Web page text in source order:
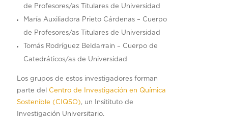
de Profesores/as Titulares de Universidad
María Auxiliadora Prieto Cárdenas – Cuerpo
de Profesores/as Titulares de Universidad
Tomás Rodríguez Beldarrain – Cuerpo de
Catedráticos/as de Universidad
Los grupos de estos investigadores forman
parte del
Centro de Investigación en Química
Sostenible (CIQSO), un Insitituto de
Investigación Universitario.